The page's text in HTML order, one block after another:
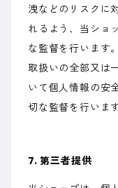
洩などのリスクに
れるよう、当ショ
な監督を行います
取扱いの全部又は
いて個人情報の安
切な監督を行います
7. 第三者提供